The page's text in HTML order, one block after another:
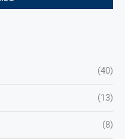
(40)
(13)
(8)